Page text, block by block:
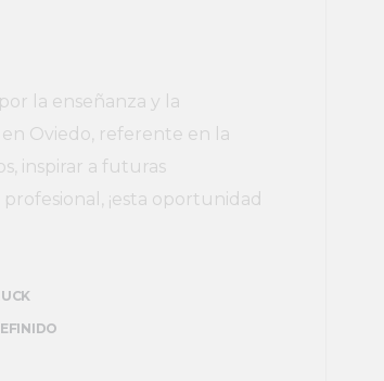
la enseñanza y la
Oviedo, referente en la
inspirar a futuras
¡esta oportunidad